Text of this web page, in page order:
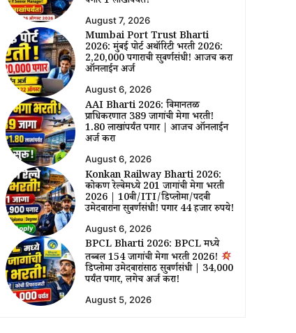
August 7, 2026
Mumbai Port Trust Bharti
2026: मुंबई पोर्ट अथॉरिटी भरती 2026:
₹2,20,000 पगाराची सुवर्णसंधी! आजच करा
ऑनलाईन अर्ज
August 6, 2026
AAI Bharti 2026: विमानतळ
प्राधिकरणात 389 जागांची मेगा भरती!
₹1.80 लाखांपर्यंत पगार | आजच ऑनलाईन
अर्ज करा
August 6, 2026
Konkan Railway Bharti 2026:
कोकण रेल्वेमध्ये 201 जागांची मेगा भरती
2026 | 10वी/ITI/डिप्लोमा/पदवी
उमेदवारांना सुवर्णसंधी! पगार 44 हजार रुपये!
August 6, 2026
BPCL Bharti 2026: BPCL मध्ये
तब्बल 154 जागांची मेगा भरती 2026!
डिप्लोमा उमेदवारांसाठी सुवर्णसंधी | ₹34,000
पर्यंत पगार, लगेच अर्ज करा!
August 5, 2026